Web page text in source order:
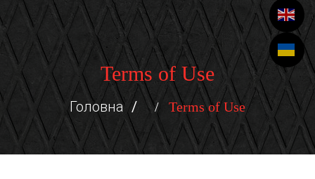
Terms of Use
Головна Terms of Use